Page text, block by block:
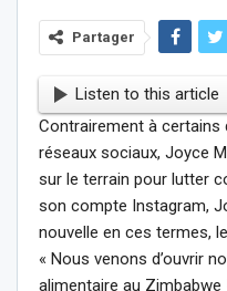
Partager
Listen to this article
Contrairement à certains
réseaux sociaux, Joyce
sur le terrain pour lutter
son compte Instagram,
nouvelle en ces termes,
« Nous venons d’ouvrir
alimentaire au Zimbabwe